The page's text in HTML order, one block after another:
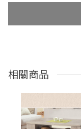
相關商品